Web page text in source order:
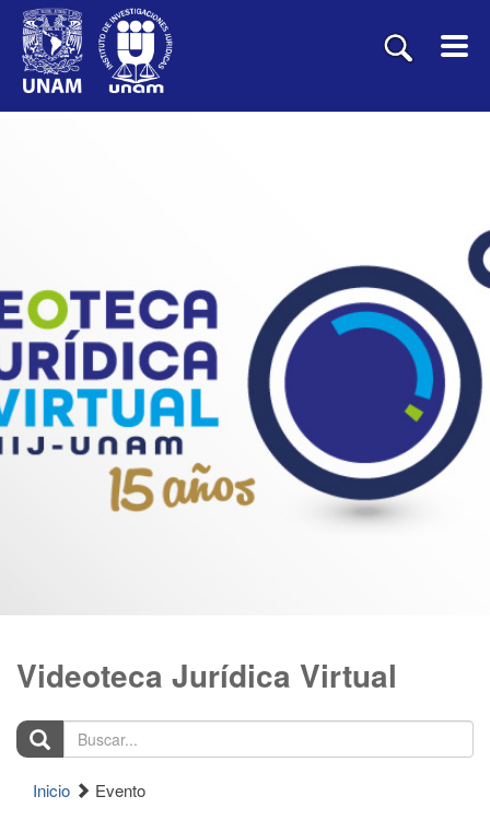
Videoteca Jurídica Virtual
Buscar...
Inicio Evento